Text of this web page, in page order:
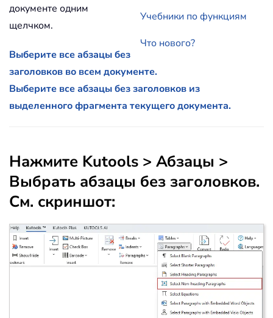
Учебники по функциям
Что нового?
документе одним
щелчком.
Выберите все абзацы без
заголовков во всем документе.
Выберите все абзацы без заголовков из
выделенного фрагмента текущего документа.
Нажмите Kutools > Абзацы >
Выбрать абзацы без заголовков.
См. скриншот: